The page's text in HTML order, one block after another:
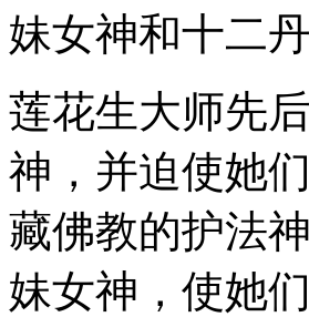
妹女神和十二
莲花生大师先
神，并迫使她
藏佛教的护法
妹女神，使她